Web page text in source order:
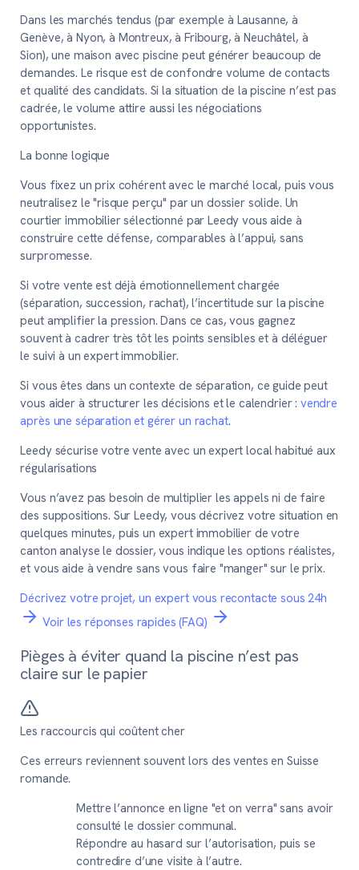
Dans les marchés tendus (par exemple à Lausanne, à
Genève, à Nyon, à Montreux, à Fribourg, à Neuchâtel, à
Sion), une maison avec piscine peut générer beaucoup de
demandes. Le risque est de confondre volume de contacts
et qualité des candidats. Si la situation de la piscine n’est pas
cadrée, le volume attire aussi les négociations
opportunistes.
La bonne logique
Vous fixez un prix cohérent avec le marché local, puis vous
neutralisez le "risque perçu" par un dossier solide. Un
courtier immobilier sélectionné par Leedy vous aide à
construire cette défense, comparables à l’appui, sans
surpromesse.
Si votre vente est déjà émotionnellement chargée
(séparation, succession, rachat), l’incertitude sur la piscine
peut amplifier la pression. Dans ce cas, vous gagnez
souvent à cadrer très tôt les points sensibles et à déléguer
le suivi à un expert immobilier.
Si vous êtes dans un contexte de séparation, ce guide peut
vous aider à structurer les décisions et le calendrier : vendre
après une séparation et gérer un rachat.
Leedy sécurise votre vente avec un expert local habitué aux
régularisations
Vous n’avez pas besoin de multiplier les appels ni de faire
des suppositions. Sur Leedy, vous décrivez votre situation en
quelques minutes, puis un expert immobilier de votre
canton analyse le dossier, vous indique les options réalistes,
et vous aide à vendre sans vous faire "manger" sur le prix.
Décrivez votre projet, un expert vous recontacte sous 24h
Voir les réponses rapides (FAQ)
Pièges à éviter quand la piscine n’est pas
claire sur le papier
Les raccourcis qui coûtent cher
Ces erreurs reviennent souvent lors des ventes en Suisse
romande.
Mettre l’annonce en ligne "et on verra" sans avoir
consulté le dossier communal.
Répondre au hasard sur l’autorisation, puis se
contredire d’une visite à l’autre.